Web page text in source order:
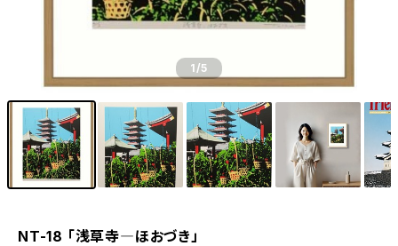
1/5
NT-18 「浅草寺―ほおづき」